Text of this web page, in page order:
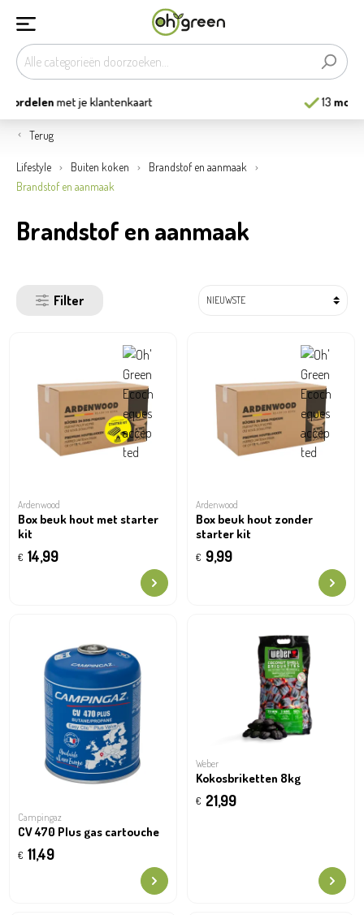
13mooiste tuincentra
Terug
Lifestyle Buiten koken
Brandstof en aanmaak
Brandstof en aanmaak
Brandstof en aanmaak
Filter
Ardenwood
Box beuk hout met starter
kit
€ 14,99
Ardenwood
Box beuk hout zonder
starter kit
€ 9,99
Campingaz
CV 470 Plus gas cartouche
€ 11,49
Weber
Kokosbriketten 8kg
€ 21,99